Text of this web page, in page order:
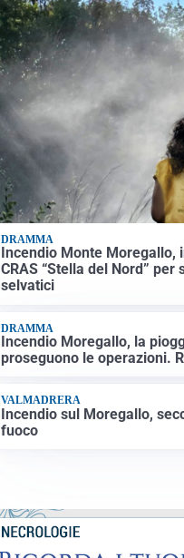
DRAMMA
Incendio Monte Moregallo,
CRAS “Stella del Nord”
selvatici
DRAMMA
Incendio Moregallo, la
proseguono le operazioni.
VALMADRERA
Incendio sul Moregallo,
fuoco